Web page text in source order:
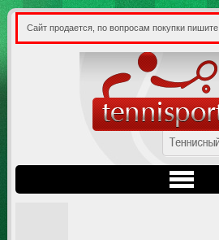
Сайт продается, по вопросам покупки пишите